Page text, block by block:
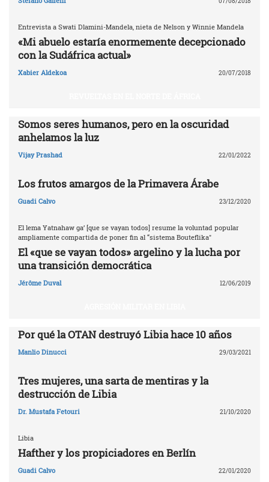
Entrevista a Swati Dlamini-Mandela, nieta de Nelson y Winnie Mandela
«Mi abuelo estaría enormemente decepcionado
con la Sudáfrica actual»
Xabier Aldekoa 20/07/2018
Somos seres humanos, pero en la oscuridad
anhelamos la luz
Vijay Prashad 22/01/2022
Los frutos amargos de la Primavera Árabe
Guadi Calvo 23/12/2020
El lema Yatnahaw ga’ [que se vayan todos] resume la voluntad popular
ampliamente compartida de poner fin al “sistema Bouteflika"
El «que se vayan todos» argelino y la lucha por
una transición democrática
Jérôme Duval 12/06/2019
Por qué la OTAN destruyó Libia ‎hace 10 años‎
Manlio Dinucci 29/03/2021
Tres mujeres, una sarta de mentiras y la
destrucción de Libia
Dr. Mustafa Fetouri 21/10/2020
Libia
Hafther y los propiciadores en Berlín
Guadi Calvo 22/01/2020